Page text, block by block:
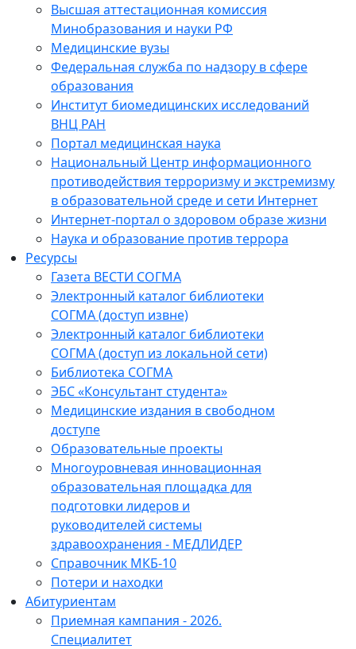
Высшая аттестационная комиссия
Минобразования и науки РФ
Медицинские вузы
Федеральная служба по надзору в сфере
образования
Институт биомедицинских исследований
ВНЦ РАН
Портал медицинская наука
Национальный Центр информационного
противодействия терроризму и экстремизму
в образовательной среде и сети Интернет
Интернет-портал о здоровом образе жизни
Наука и образование против террора
Ресурсы
Газета ВЕСТИ СОГМА
Электронный каталог библиотеки
СОГМА (доступ извне)
Электронный каталог библиотеки
СОГМА (доступ из локальной сети)
Библиотека СОГМА
ЭБС «Консультант студента»
Медицинские издания в свободном
доступе
Образовательные проекты
Многоуровневая инновационная
образовательная площадка для
подготовки лидеров и
руководителей системы
здравоохранения - МЕДЛИДЕР
Справочник МКБ-10
Потери и находки
Абитуриентам
Приемная кампания - 2026.
Специалитет